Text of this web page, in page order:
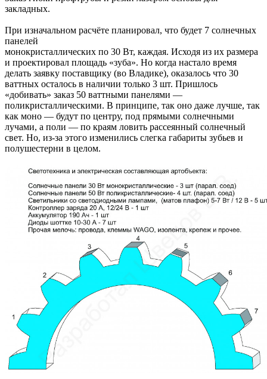
закладных.
При изначальном расчёте планировал, что будет 7 солнечных
панелей
монокристаллических по 30 Вт, каждая. Исходя из их размера
и проектировал площадь «зуба». Но когда настало время
делать заявку поставщику (во Владике), оказалось что 30
ваттных осталось в наличии только 3 шт. Пришлось
«добивать» заказ 50 ваттными панелями —
поликристаллическими. В принципе, так оно даже лучше, так
как моно — будут по центру, под прямыми солнечными
лучами, а поли — по краям ловить рассеянный солнечный
свет. Но, из-за этого изменились слегка габариты зубьев и
полушестерни в целом.